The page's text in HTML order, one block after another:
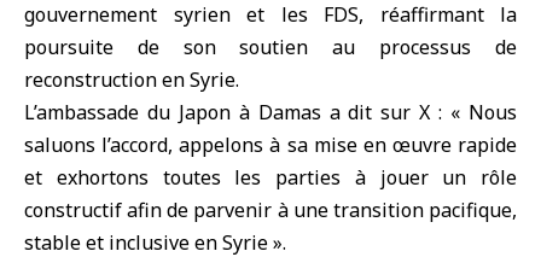
gouvernement syrienet les FDS, réaffirmant la
poursuite de son soutien au processus de
reconstruction en Syrie.
L’ambassade du Japon à Damas a dit sur X : « Nous
saluons l’accord, appelons à sa mise en œuvre rapide
et exhortons toutes les parties à jouer un rôle
constructif afin de parvenir à une transition pacifique,
stable et inclusive en Syrie ».